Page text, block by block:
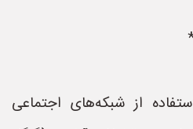
از شبکه‌های اجتماعی